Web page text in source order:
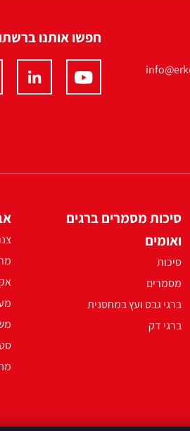
חפשו אותנו
סיכות מסמרים ברגים
ואומים
סיכות
מסמרים
ברגי גבס ועץ במחסנית
ברגי דק